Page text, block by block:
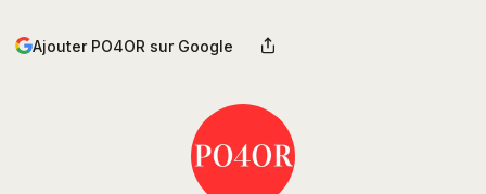
Ajouter PO4OR sur Google